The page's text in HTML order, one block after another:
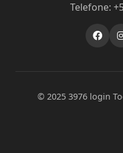
Telefone:
© 2025 3976 login